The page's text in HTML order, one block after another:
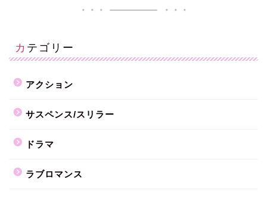
カテゴリー
アクション
サスペンス/スリラー
ドラマ
ラブロマンス